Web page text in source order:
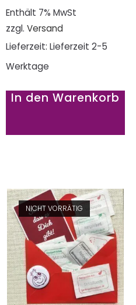
Enthält 7% MwSt
zzgl. Versand
Lieferzeit: Lieferzeit 2-5
Werktage
In den Warenkorb
NICHT VORRÄTIG